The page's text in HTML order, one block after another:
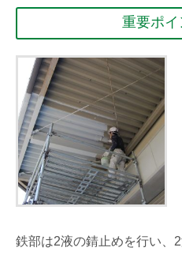
重要ポイ
鉄部は2液の錆止めを行い、